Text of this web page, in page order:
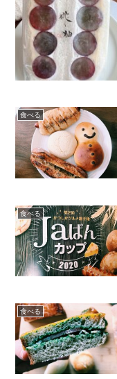
食べる
食べる
食べる